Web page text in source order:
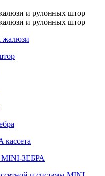
и рулонных штор
и рулонных штор
жалюзи
MINI-ЗЕБРА